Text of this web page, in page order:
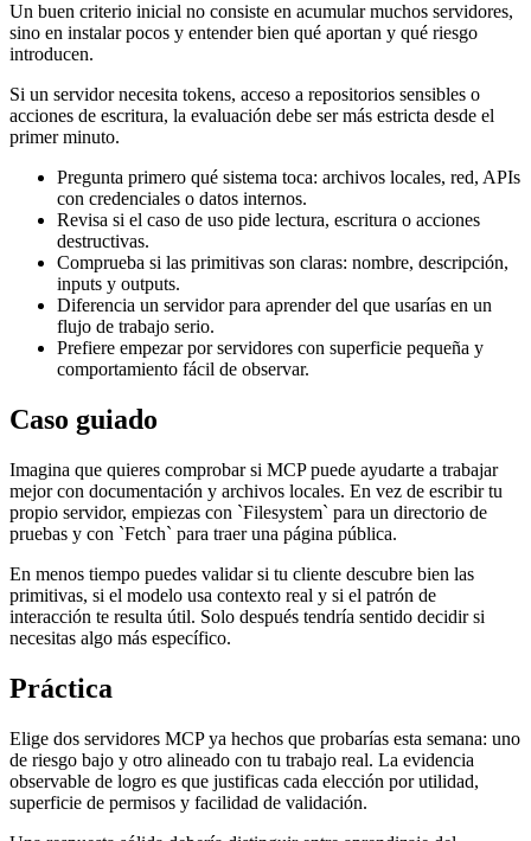
Un buen criterio inicial no consiste en acumular muchos servidores,
sino en instalar pocos y entender bien qué aportan y qué riesgo
introducen.
Si un servidor necesita tokens, acceso a repositorios sensibles o
acciones de escritura, la evaluación debe ser más estricta desde el
primer minuto.
Pregunta primero qué sistema toca: archivos locales, red, APIs
con credenciales o datos internos.
Revisa si el caso de uso pide lectura, escritura o acciones
destructivas.
Comprueba si las primitivas son claras: nombre, descripción,
inputs y outputs.
Diferencia un servidor para aprender del que usarías en un
flujo de trabajo serio.
Prefiere empezar por servidores con superficie pequeña y
comportamiento fácil de observar.
Caso guiado
Imagina que quieres comprobar si MCP puede ayudarte a trabajar
mejor con documentación y archivos locales. En vez de escribir tu
propio servidor, empiezas con `Filesystem` para un directorio de
pruebas y con `Fetch` para traer una página pública.
En menos tiempo puedes validar si tu cliente descubre bien las
primitivas, si el modelo usa contexto real y si el patrón de
interacción te resulta útil. Solo después tendría sentido decidir si
necesitas algo más específico.
Práctica
Elige dos servidores MCP ya hechos que probarías esta semana: uno
de riesgo bajo y otro alineado con tu trabajo real. La evidencia
observable de logro es que justificas cada elección por utilidad,
superficie de permisos y facilidad de validación.